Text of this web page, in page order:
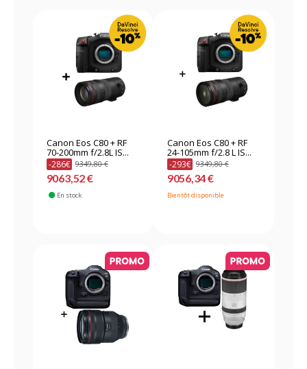
Canon Eos C80 + RF
70-200mm f/2.8L IS...
-286€ 9349,80 €
9063,52 €
En stock
Canon Eos C80 + RF
24-105mm f/2.8 L IS...
-293€ 9349,80 €
9056,34 €
Bientôt disponible